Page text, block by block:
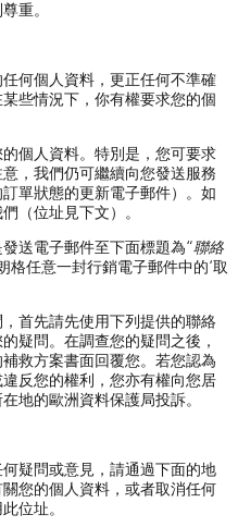
重。
何個人資料，更正任何不準確
些情況下，你有權要求您的個
個人資料。特別是，您可要求
，我們仍可繼續向您發送服務
單狀態的更新電子郵件）。如
（位址見下文）。
送電子郵件至下面標題為“聯絡
格任意一封行銷電子郵件中的‘取
首先請先使用下列提供的聯絡
疑問。在調查您的疑問之後，
救方案書面回覆您。若您認為
反您的權利，您亦有權向您居
地的歐洲資料保護局投訴。
疑問或意見，請通過下面的地
您的個人資料，或者取消任何
位址。